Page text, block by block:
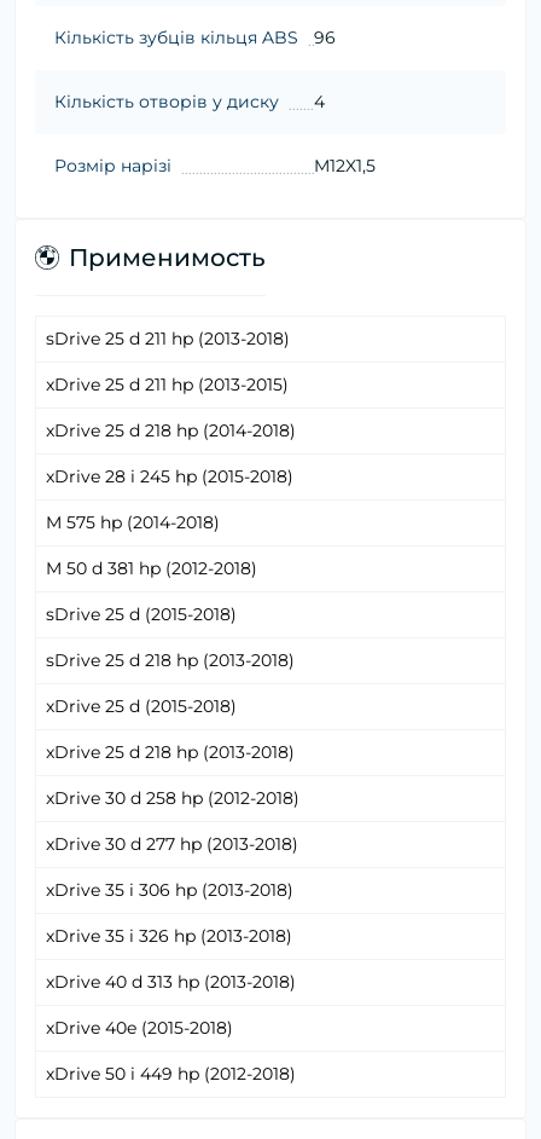
Кількість зубців кільця ABS 96
Кількість отворів у диску 4
Розмір нарізі M12X1,5
Применимость
sDrive 25 d 211 hp (2013-2018)
xDrive 25 d 211 hp (2013-2015)
xDrive 25 d 218 hp (2014-2018)
xDrive 28 i 245 hp (2015-2018)
M 575 hp (2014-2018)
M 50 d 381 hp (2012-2018)
sDrive 25 d (2015-2018)
sDrive 25 d 218 hp (2013-2018)
xDrive 25 d (2015-2018)
xDrive 25 d 218 hp (2013-2018)
xDrive 30 d 258 hp (2012-2018)
xDrive 30 d 277 hp (2013-2018)
xDrive 35 i 306 hp (2013-2018)
xDrive 35 i 326 hp (2013-2018)
xDrive 40 d 313 hp (2013-2018)
xDrive 40e (2015-2018)
xDrive 50 i 449 hp (2012-2018)